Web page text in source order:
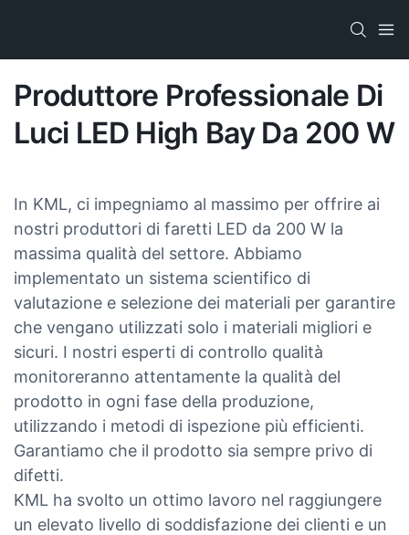
Produttore Professionale Di
Luci LED High Bay Da 200 W
In KML, ci impegniamo al massimo per offrire ai
nostri produttori di faretti LED da 200 W la
massima qualità del settore. Abbiamo
implementato un sistema scientifico di
valutazione e selezione dei materiali per garantire
che vengano utilizzati solo i materiali migliori e
sicuri. I nostri esperti di controllo qualità
monitoreranno attentamente la qualità del
prodotto in ogni fase della produzione,
utilizzando i metodi di ispezione più efficienti.
Garantiamo che il prodotto sia sempre privo di
difetti.
KML ha svolto un ottimo lavoro nel raggiungere
un elevato livello di soddisfazione dei clienti e un